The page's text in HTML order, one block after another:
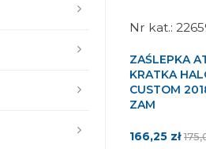
ZAŚLEPKA
KRATKA
CUSTOM
ZAM
Cena
166,25 zł